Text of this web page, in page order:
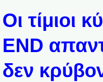
Οι τίμιοι
END
δεν